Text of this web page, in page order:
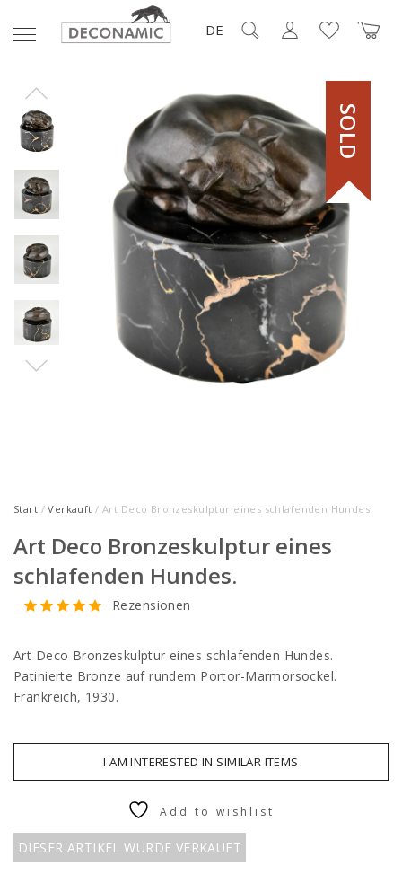
DE
SOLD
Start /Verkauft / Art Deco Bronzeskulptur eines schlafenden Hundes.
Art Deco Bronzeskulptur eines
schlafenden Hundes.
Rezensionen
Art Deco Bronzeskulptur eines schlafenden Hundes.
Patinierte Bronze auf rundem Portor-Marmorsockel.
Frankreich, 1930.
I AM INTERESTED IN SIMILAR ITEMS
DIESER ARTIKEL WURDE VERKAUFT
Add to wishlist